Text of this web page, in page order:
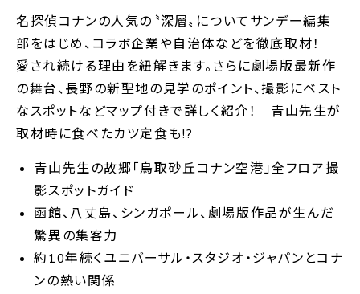
名探偵コナンの人気の〝深層〟についてサンデー編集
部をはじめ、コラボ企業や自治体などを徹底取材！
愛され続ける理由を紐解きます。さらに劇場版最新作
の舞台、長野の新聖地の見学のポイント、撮影にベスト
なスポットなどマップ付きで詳しく紹介！ 青山先生が
取材時に食べたカツ定食も!?
青山先生の故郷「鳥取砂丘コナン空港」全フロア撮
影スポットガイド
函館、八丈島、シンガポール、劇場版作品が生んだ
驚異の集客力
約10年続くユニバーサル・スタジオ・ジャパンとコナ
ンの熱い関係